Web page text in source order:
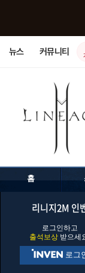
뉴스 커뮤니티
홈
리니지2M 인
로그인하고
출석보상 받으세
로그